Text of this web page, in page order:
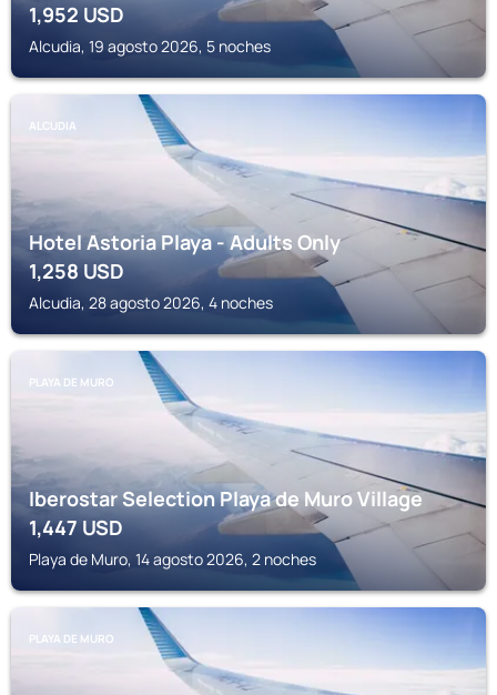
1,952USD
Alcudia, 19 agosto 2026, 5 noches
ALCUDIA
Hotel Astoria Playa - Adults Only
1,258USD
Alcudia, 28 agosto 2026, 4 noches
PLAYA DE MURO
Iberostar Selection Playa de Muro Village
1,447 USD
Playa de Muro, 14 agosto 2026, 2 noches
PLAYA DE MURO